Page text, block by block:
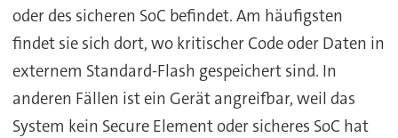
oder des sicheren SoC befindet. Am häufigsten
findet sie sich dort, wo kritischer Code oder Daten in
externem Standard-Flash gespeichert sind. In
anderen Fällen ist ein Gerät angreifbar, weil das
System kein Secure Element oder sicheres SoC hat